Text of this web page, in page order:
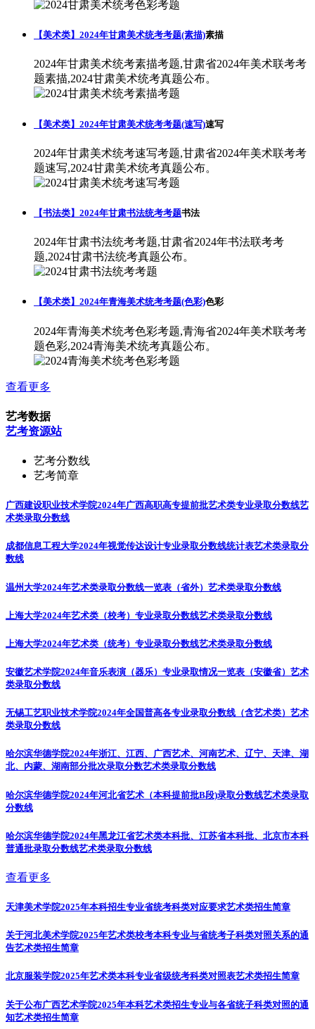
【美术类】2024年甘肃美术统考考题(素描)素描
2024年甘肃美术统考素描考题,甘肃省2024年美术联考考
题素描,2024甘肃美术统考真题公布。
【美术类】2024年甘肃美术统考考题(速写)速写
2024年甘肃美术统考速写考题,甘肃省2024年美术联考考
题速写,2024甘肃美术统考真题公布。
【书法类】2024年甘肃书法统考考题书法
2024年甘肃书法统考考题,甘肃省2024年书法联考考
题,2024甘肃书法统考真题公布。
【美术类】2024年青海美术统考考题(色彩)色彩
2024年青海美术统考色彩考题,青海省2024年美术联考考
题色彩,2024青海美术统考真题公布。
查看更多
艺考数据
艺考资源站
艺考分数线
艺考简章
广西建设职业技术学院2024年广西高职高专提前批艺术类专业录取分数线艺
术类录取分数线
成都信息工程大学2024年视觉传达设计专业录取分数线统计表艺术类录取分
数线
温州大学2024年艺术类录取分数线一览表（省外） 艺术类录取分数线
上海大学2024年艺术类（校考）专业录取分数线艺术类录取分数线
上海大学2024年艺术类（统考）专业录取分数线艺术类录取分数线
安徽艺术学院2024年音乐表演（器乐）专业录取情况一览表（安徽省） 艺术
类录取分数线
无锡工艺职业技术学院2024年全国普高各专业录取分数线（含艺术类） 艺术
类录取分数线
哈尔滨华德学院2024年浙江、江西、广西艺术、河南艺术、辽宁、天津、湖
北、内蒙、湖南部分批次录取分数艺术类录取分数线
哈尔滨华德学院2024年河北省艺术（本科提前批B段)录取分数线艺术类录取
分数线
哈尔滨华德学院2024年黑龙江省艺术类本科批、江苏省本科批、北京市本科
普通批录取分数线艺术类录取分数线
查看更多
天津美术学院2025年本科招生专业省统考科类对应要求艺术类招生简章
关于河北美术学院2025年艺术类校考本科专业与省统考子科类对照关系的通
告艺术类招生简章
北京服装学院2025年艺术类本科专业省级统考科类对照表艺术类招生简章
关于公布广西艺术学院2025年本科艺术类招生专业与各省统子科类对照的通
知艺术类招生简章